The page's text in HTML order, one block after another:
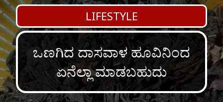
LIFESTYLE
ಒಣಗಿದ ದಾಸವಾಳ ಹೂವಿನಿಂದ
ಏನೆಲ್ಲಾ ಮಾಡಬಹುದು